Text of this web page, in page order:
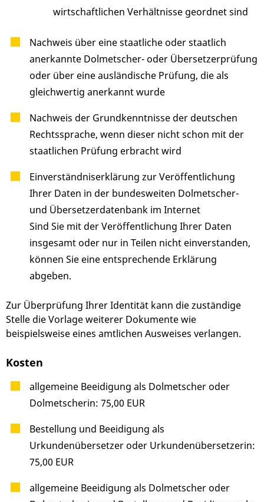
wirtschaftlichen Verhältnisse geordnet sind
Nachweis über eine staatliche oder staatlich
anerkannte Dolmetscher- oder Übersetzerprüfung
oder über eine ausländische Prüfung, die als
gleichwertig anerkannt wurde
Nachweis der Grundkenntnisse der deutschen
Rechtssprache, wenn dieser nicht schon mit der
staatlichen Prüfung erbracht wird
Einverständniserklärung zur Veröffentlichung
Ihrer Daten in der bundesweiten Dolmetscher-
und Übersetzerdatenbank im Internet
Sind Sie mit der Veröffentlichung Ihrer Daten
insgesamt oder nur in Teilen nicht einverstanden,
können Sie eine entsprechende Erklärung
abgeben.
Zur Überprüfung Ihrer Identität kann die zuständige
Stelle die Vorlage weiterer Dokumente wie
beispielsweise eines amtlichen Ausweises verlangen.
Kosten
allgemeine Beeidigung als Dolmetscher oder
Dolmetscherin: 75,00 EUR
Bestellung und Beeidigung als
Urkundenübersetzer oder Urkundenübersetzerin:
75,00 EUR
allgemeine Beeidigung als Dolmetscher oder